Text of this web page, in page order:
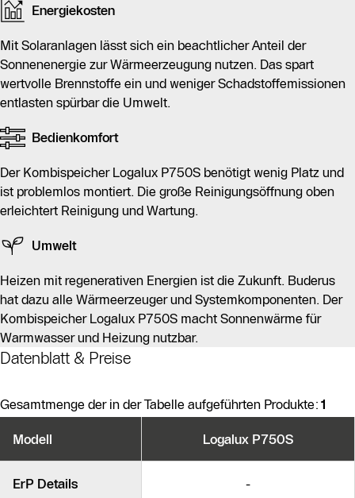
Energiekosten
Mit Solaranlagen lässt sich ein beachtlicher Anteil der
Sonnenenergie zur Wärmeerzeugung nutzen. Das spart
wertvolle Brennstoffe ein und weniger Schadstoffemissionen
entlasten spürbar die Umwelt.
Bedienkomfort
Der Kombispeicher Logalux P750S benötigt wenig Platz und
ist problemlos montiert. Die große Reinigungsöffnung oben
erleichtert Reinigung und Wartung.
Umwelt
Heizen mit regenerativen Energien ist die Zukunft. Buderus
hat dazu alle Wärmeerzeuger und Systemkomponenten. Der
Kombispeicher Logalux P750S macht Sonnenwärme für
Warmwasser und Heizung nutzbar.
Datenblatt & Preise
Gesamtmenge der in der Tabelle aufgeführten Produkte: 1
Modell Logalux P750S
ErP Details -